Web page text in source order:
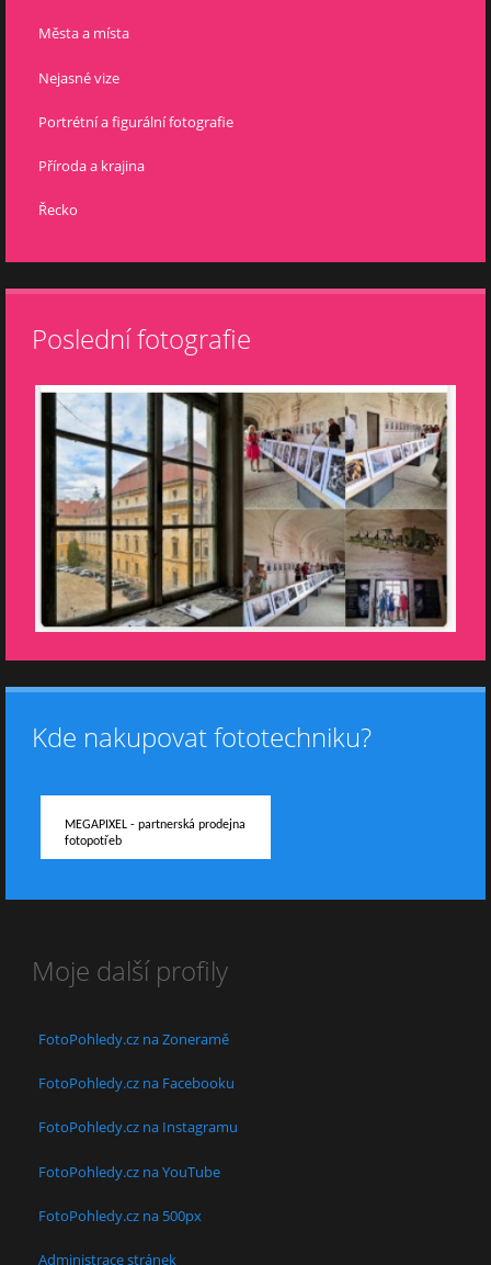
Města a místa
Nejasné vize
Portrétní a figurální fotografie
Příroda a krajina
Řecko
Poslední fotografie
Kde nakupovat fototechniku?
MEGAPIXEL - partnerská prodejna
fotopotřeb
Moje další profily
FotoPohledy.cz na Zoneramě
FotoPohledy.cz na Facebooku
FotoPohledy.cz na Instagramu
FotoPohledy.cz na YouTube
FotoPohledy.cz na 500px
Administrace stránek